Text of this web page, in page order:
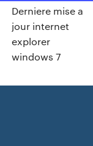
Derniere mise a
jour internet
explorer
windows 7